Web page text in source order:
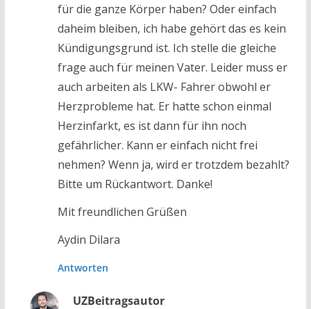
für die ganze Körper haben? Oder einfach
daheim bleiben, ich habe gehört das es kein
Kündigungsgrund ist. Ich stelle die gleiche
frage auch für meinen Vater. Leider muss er
auch arbeiten als LKW- Fahrer obwohl er
Herzprobleme hat. Er hatte schon einmal
Herzinfarkt, es ist dann für ihn noch
gefährlicher. Kann er einfach nicht frei
nehmen? Wenn ja, wird er trotzdem bezahlt?
Bitte um Rückantwort. Danke!
Mit freundlichen Grüßen
Aydin Dilara
Antworten
UZBeitragsautor